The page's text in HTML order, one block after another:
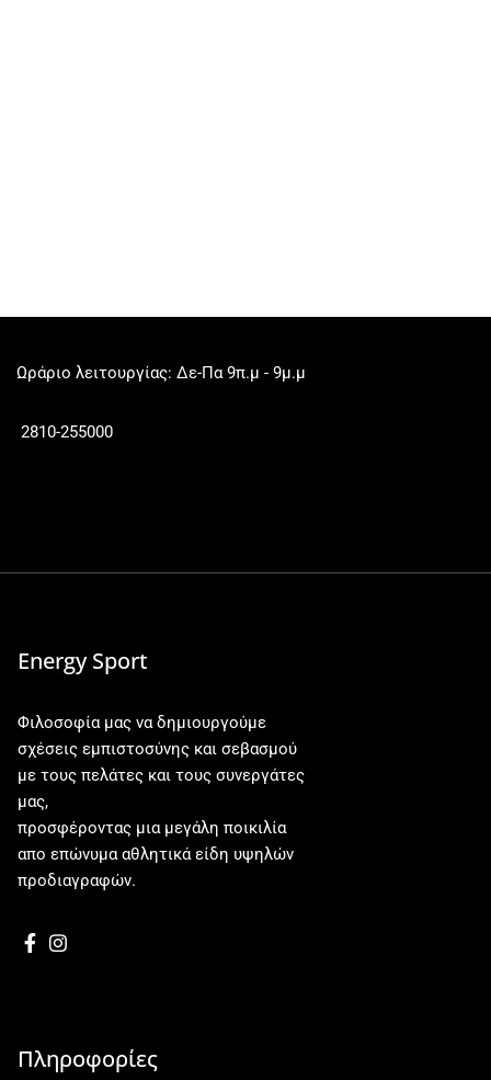
Ωράριο λειτουργίας: Δε-Πα 9π.μ - 9μ.μ
2810-255000
Energy Sport
Φιλοσοφία μας να δημιουργούμε
σχέσεις εμπιστοσύνης και σεβασμού
με τους πελάτες και τους συνεργάτες
μας,
προσφέροντας μια μεγάλη ποικιλία
απο επώνυμα αθλητικά είδη υψηλών
προδιαγραφών.
Πληροφορίες